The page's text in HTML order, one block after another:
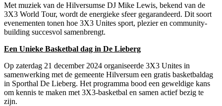
Met muziek van de Hilversumse DJ Mike Lewis, bekend van de
3X3 World Tour, wordt de energieke sfeer gegarandeerd. Dit soort
evenementen tonen hoe 3X3 Unites sport, plezier en community-
building succesvol samenbrengt.
Een Unieke Basketbal dag in De Lieberg
Op zaterdag 21 december 2024 organiseerde 3X3 Unites in
samenwerking met de gemeente Hilversum een gratis basketbaldag
in Sporthal De Lieberg. Het programma bood een geweldige kans
om kennis te maken met 3X3-basketbal en samen actief bezig te
zijn.